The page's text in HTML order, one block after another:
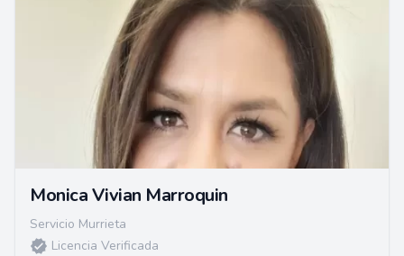
Monica Vivian Marroquin
Servicio Murrieta
Licencia Verificada